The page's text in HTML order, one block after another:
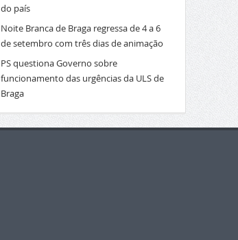
do país
Noite Branca de Braga regressa de 4 a 6
de setembro com três dias de animação
PS questiona Governo sobre
funcionamento das urgências da ULS de
Braga